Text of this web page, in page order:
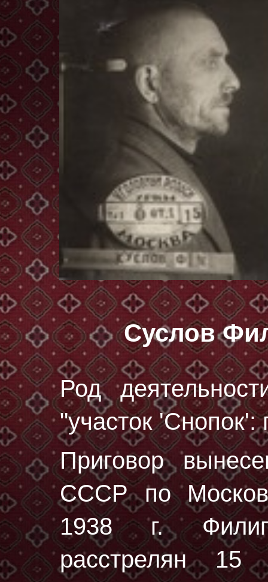
Суслов
Род
"участок 'Снопок':
Приговор
СССР по
1938 г.
расстрелян15